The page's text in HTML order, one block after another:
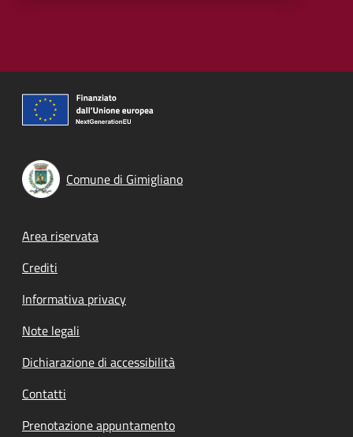
Comune di Gimigliano
Footer menu
Area riservata
Crediti
Informativa privacy
Note legali
Dichiarazione di accessibilità
Contatti
Prenotazione appuntamento